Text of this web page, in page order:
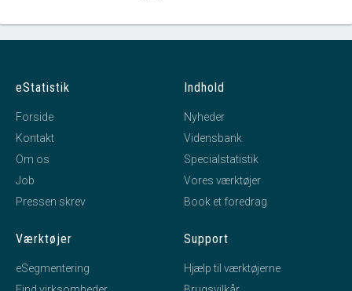
eStatistik
Forside
Kontakt
Om os
Job
Pressen skrev
Indhold
Nyheder
Vidensbank
Specialstatistik
Vores værktøjer
Book et foredrag
Værktøjer
eSegmentering
Support
Hjælp til værktøjerne